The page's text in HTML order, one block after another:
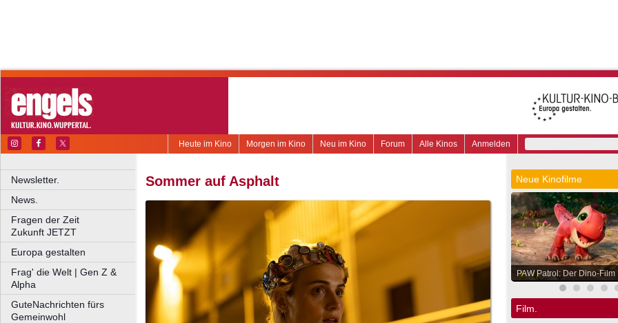
Anmelden
Alle Kinos
Forum
Neu im Kino
Morgen im Kino
Heute im Kino
Newsletter.
News.
Fragen der Zeit
Zukunft JETZT
Europa gestalten
Frag' die Welt | Gen Z &
Alpha
GuteNachrichten fürs
Gemeinwohl
Sommer auf Asphalt Neue Kinofilme
PAW Patrol: Der Dino-Film
Film.